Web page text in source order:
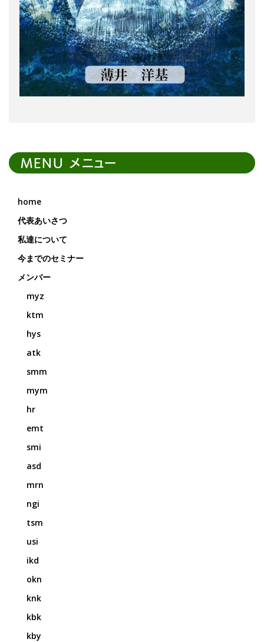
MENU メニュー
home
代表あいさつ
私達について
今までのセミナー
メンバー
myz
ktm
hys
atk
smm
mym
hr
emt
smi
asd
mrn
ngi
tsm
usi
ikd
okn
knk
kbk
kby